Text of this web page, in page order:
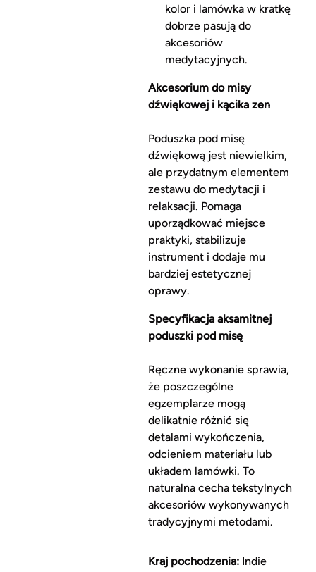
kolor i lamówka w kratkę
dobrze pasują do
akcesoriów
medytacyjnych.
Akcesorium do misy
dźwiękowej i kącika zen
Poduszka pod misę
dźwiękową jest niewielkim,
ale przydatnym elementem
zestawu do medytacji i
relaksacji. Pomaga
uporządkować miejsce
praktyki, stabilizuje
instrument i dodaje mu
bardziej estetycznej
oprawy.
Specyfikacja aksamitnej
poduszki pod misę
Ręczne wykonanie sprawia,
że poszczególne
egzemplarze mogą
delikatnie różnić się
detalami wykończenia,
odcieniem materiału lub
układem lamówki. To
naturalna cecha tekstylnych
akcesoriów wykonywanych
tradycyjnymi metodami.
Kraj pochodzenia:Indie